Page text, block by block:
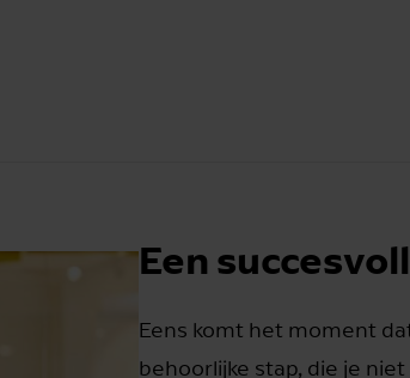
Een
Eens komt het moment
behoorlijke stap, die je